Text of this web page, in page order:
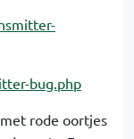
bug.php
rode oortjes